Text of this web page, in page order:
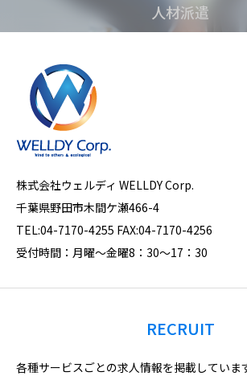
人材派遣
株式会社ウェルディ WELLDY Corp.
千葉県野田市木間ケ瀬466-4
TEL:04-7170-4255 ​FAX:04-7170-4256
受付時間：月曜～金曜8：30～17：30
RECRUIT
各種サービスごとの求人情報を掲載していま